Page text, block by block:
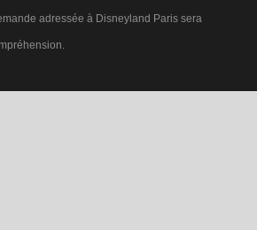
adressée à Disneyland Paris sera